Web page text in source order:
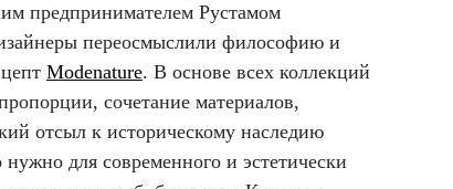
предпринимателем Рустамом
переосмыслили философию и
Modenature. В основе всех коллекций
сочетание материалов,
отсыл к историческому наследию
для современного и эстетически